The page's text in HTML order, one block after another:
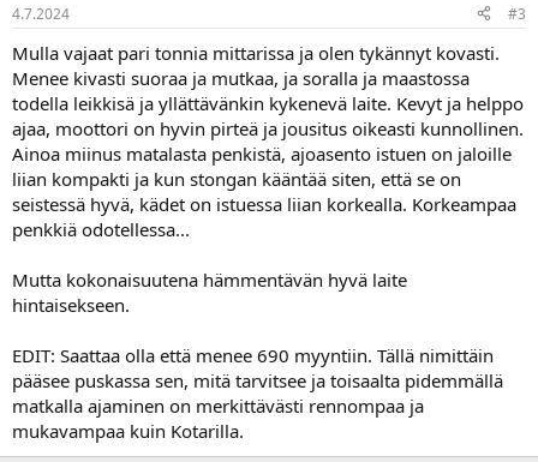
4.7.2024 #3
Mulla vajaat pari tonnia mittarissa ja olen tykännyt kovasti.
Menee kivasti suoraa ja mutkaa, ja soralla ja maastossa
todella leikkisä ja yllättävänkin kykenevä laite. Kevyt ja helppo
ajaa, moottori on hyvin pirteä ja jousitus oikeasti kunnollinen.
Ainoa miinus matalasta penkistä, ajoasento istuen on jaloille
liian kompakti ja kun stongan kääntää siten, että se on
seistessä hyvä, kädet on istuessa liian korkealla. Korkeampaa
penkkiä odotellessa...
Mutta kokonaisuutena hämmentävän hyvä laite
hintaisekseen.
EDIT: Saattaa olla että menee 690 myyntiin. Tällä nimittäin
pääsee puskassa sen, mitä tarvitsee ja toisaalta pidemmällä
matkalla ajaminen on merkittävästi rennompaa ja
mukavampaa kuin Kotarilla.